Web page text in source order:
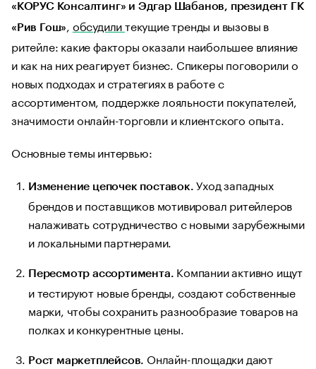
«КОРУС Консалтинг» и Эдгар Шабанов, президент ГК
«Рив Гош», обсудилитекущие тренды и вызовы в
ритейле: какие факторы оказали наибольшее влияние
и как на них реагирует бизнес. Спикеры поговорили о
новых подходах и стратегиях в работе с
ассортиментом, поддержке лояльности покупателей,
значимости онлайн-торговли и клиентского опыта.
Основные темы интервью:
Изменение цепочек поставок. Уход западных
брендов и поставщиков мотивировал ритейлеров
налаживать сотрудничество с новыми зарубежными
и локальными партнерами.
Пересмотр ассортимента. Компании активно ищут
и тестируют новые бренды, создают собственные
марки, чтобы сохранить разнообразие товаров на
полках и конкурентные цены.
Рост маркетплейсов. Онлайн-площадки дают